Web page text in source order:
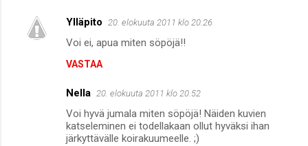
e
Ylläpito 20. elokuuta 2011 klo 20.26
Voi ei, apua miten söpöjä!!
VASTAA
Nella 20. elokuuta 2011 klo 20.52
Voi hyvä jumala miten söpöjä! Näiden kuvien
katseleminen ei todellakaan ollut hyväksi ihan
järkyttävälle koirakuumeelle. ;)